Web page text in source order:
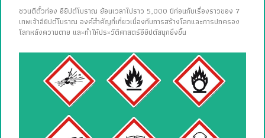
ชวนตีตั๋วท่อง อียิปต์โบราณ ย้อนเวลาไปราว 5,000 ปีก่อนกับเรื่องราวของ 7
เทพเจ้าอียิปต์โบราณ องค์สำคัญที่เกี่ยวเนื่องกับการสร้างโลกและการปกครอง
โลกหลังความตาย และทำให้ประวัติศาสตร์อียิปต์สนุกยิ่งขึ้น